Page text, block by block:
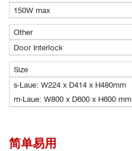
150W max
Other
Door Interlock
Size
s-Laue: W224 x D414 x H480mm
m-Laue: W800 x D600 x H600 mm
简单易用